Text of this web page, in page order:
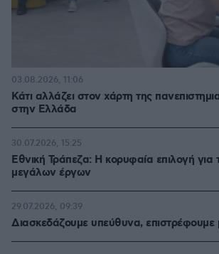
Κάτι αλλάζει στον χάρτη της
στην Ελλάδα
03.08.2026, 11:06
Εθνική Τράπεζα: Η κορυφαία επιλογή για
μεγάλων έργων
30.07.2026, 15:25
Διασκεδάζουμε υπεύθυνα,
29.07.2026, 09:39